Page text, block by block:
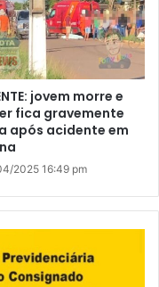
jovem morre e
fica gravemente
após acidente em
2025 16:49 pm